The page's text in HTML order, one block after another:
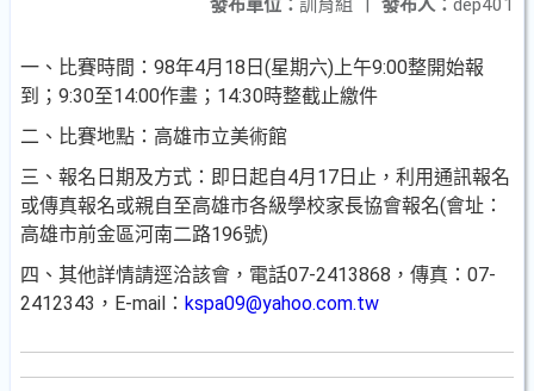
發布人： dep401
發布單位： 訓育組 |
一、比賽時間：98年4月18日(星期六)上午9:00整開始報
到；9:30至14:00作畫；14:30時整截止繳件
二、比賽地點：高雄市立美術館
三、報名日期及方式：即日起自4月17日止，利用通訊報名
或傳真報名或親自至高雄市各級學校家長協會報名(會址：
高雄市前金區河南二路196號)
四、其他詳情請逕洽該會，電話07-2413868，傳真：07-
2412343，E-mail： kspa09@yahoo.com.tw